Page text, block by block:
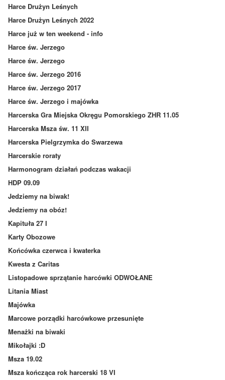
Harce Drużyn Leśnych
Harce Drużyn Leśnych 2022
Harce już w ten weekend - info
Harce św. Jerzego
Harce św. Jerzego
Harce św. Jerzego 2016
Harce św. Jerzego 2017
Harce św. Jerzego i majówka
Harcerska Gra Miejska Okręgu Pomorskiego ZHR 11.05
Harcerska Msza św. 11 XII
Harcerska Pielgrzymka do Swarzewa
Harcerskie roraty
Harmonogram działań podczas wakacji
HDP 09.09
Jedziemy na biwak!
Jedziemy na obóz!
Kapituła 27 I
Karty Obozowe
Końcówka czerwca i kwaterka
Kwesta z Caritas
Listopadowe sprzątanie harcówki ODWOŁANE
Litania Miast
Majówka
Marcowe porządki harcówkowe przesunięte
Menażki na biwaki
Mikołajki :D
Msza 19.02
Msza kończąca rok harcerski 18 VI